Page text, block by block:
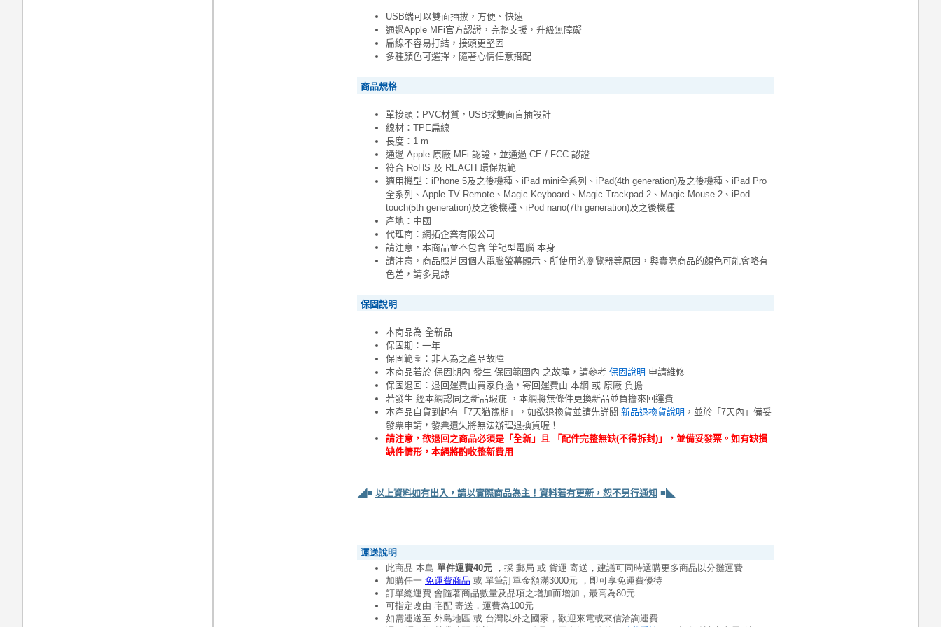
USB端可以雙面插拔，方便、快速
通過Apple MFi官方認證，完整支援，升級無障礙
扁線不容易打結，接頭更堅固
多種顏色可選擇，隨著心情任意搭配
商品規格
單接頭：PVC材質，USB採雙面盲插設計
線材：TPE扁線
長度：1 m
通過 Apple 原廠 MFi 認證，並通過 CE / FCC 認證
符合 RoHS 及 REACH 環保規範
適用機型：iPhone 5及之後機種、iPad mini全系列、iPad(4th generation)及之後機種、iPad Pro
全系列、Apple TV Remote、Magic Keyboard、Magic Trackpad 2、Magic Mouse 2、iPod
touch(5th generation)及之後機種、iPod nano(7th generation)及之後機種
產地：中國
代理商：網拓企業有限公司
請注意，本商品並不包含 筆記型電腦 本身
請注意，商品照片因個人電腦螢幕顯示、所使用的瀏覽器等原因，與實際商品的顏色可能會略有
色差，請多見諒
保固說明
本商品為 全新品
保固期：一年
保固範圍：非人為之產品故障
本商品若於 保固期內 發生 保固範圍內 之故障，請參考 保固說明 申請維修
保固退回：退回運費由買家負擔，寄回運費由 本網 或 原廠 負擔
若發生 經本網認同之新品瑕疵 ，本網將無條件更換新品並負擔來回運費
本產品自貨到起有「7天猶豫期」，如欲退換貨並請先詳閱 新品退換貨說明 ，並於「7天內」備妥
發票申請，發票遺失將無法辦理退換貨喔！
請注意，欲退回之商品必須是「全新」且 「配件完整無缺(不得拆封)」，並備妥發票。如有缺損
缺件情形，本網將酌收整新費用
◢■ 以上資料如有出入，請以實際商品為主！資料若有更新，恕不另行通知 ■◣